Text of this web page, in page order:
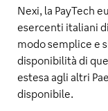
Nexi, la PayTech
esercenti italiani
modo semplice e
disponibilità di
estesa agli altri
disponibile.